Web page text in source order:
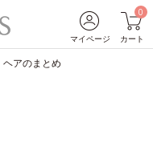
マイページ
0
カート
ヘアのまとめ